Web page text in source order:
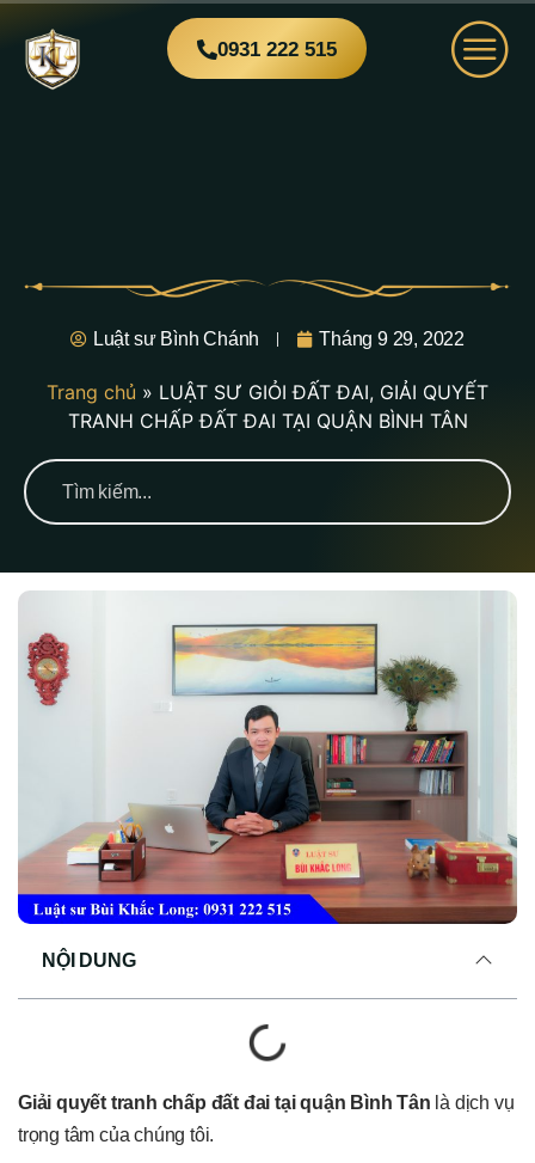
0931 222 515
Luật sư Bình Chánh Tháng 9 29, 2022
Trang chủ » LUẬT SƯ GIỎI ĐẤT ĐAI, GIẢI QUYẾT
TRANH CHẤP ĐẤT ĐAI TẠI QUẬN BÌNH TÂN
NỘI DUNG
Giải quyết tranh chấp đất đai tại quận Bình Tân là dịch vụ
trọng tâm của chúng tôi.